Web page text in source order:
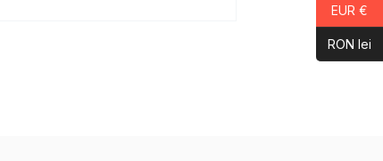
EUR €
RON lei